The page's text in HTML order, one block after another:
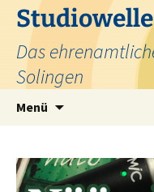
Zum
Inhalt
springen
Studiowelle
Das
Solingen
Menü